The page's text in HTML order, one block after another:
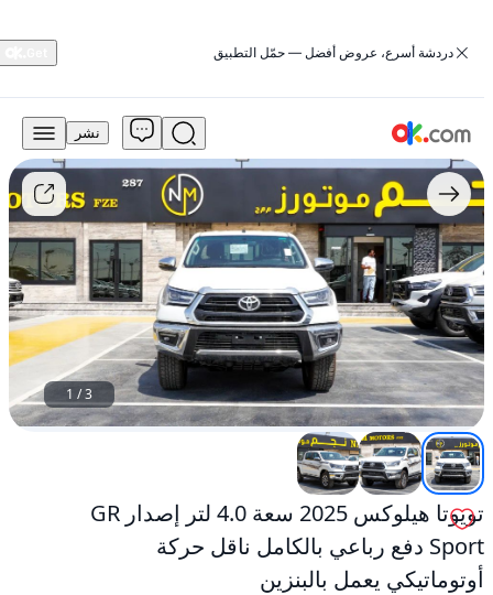
‏دردشة أسرع، عروض أفضل — حمّل التطبيق
135,000
درهم
للبيع
تويوتا
هيلوكس
2025
سعة
4.0
لتر
إصدار
GR
Sport
دفع
رباعي
بالكامل
ناقل
حركة
أوتوماتيكي
يعمل
بالبنزين
مستعمل
نشر
1 /3
تويوتا هيلوكس 2025 سعة 4.0 لتر إصدار GR
Sport دفع رباعي بالكامل ناقل حركة
أوتوماتيكي يعمل بالبنزين